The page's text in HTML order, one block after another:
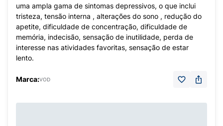
uma ampla gama de sintomas depressivos, o que inclui
tristeza, tensão interna , alterações do sono , redução do
apetite, dificuldade de concentração, dificuldade de
memória, indecisão, sensação de inutilidade, perda de
interesse nas atividades favoritas, sensação de estar
lento.
Marca:VOD